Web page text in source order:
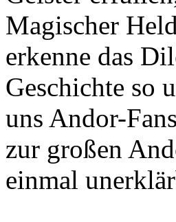
Magischer
erkenne das
Geschichte so
uns Andor-
zur großen
einmal